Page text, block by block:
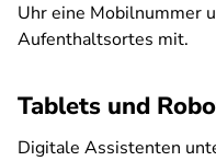
Uhr eine Mobilnummer
Aufenthaltsortes mit.
Tablets und
Digitale Assistenten